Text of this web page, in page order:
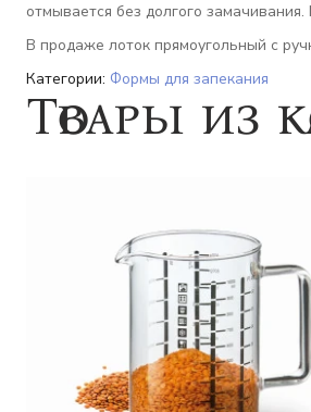
отмывается без долгого
В продаже лоток прямоугольный с
Категории: Формы для запекания
Товары из